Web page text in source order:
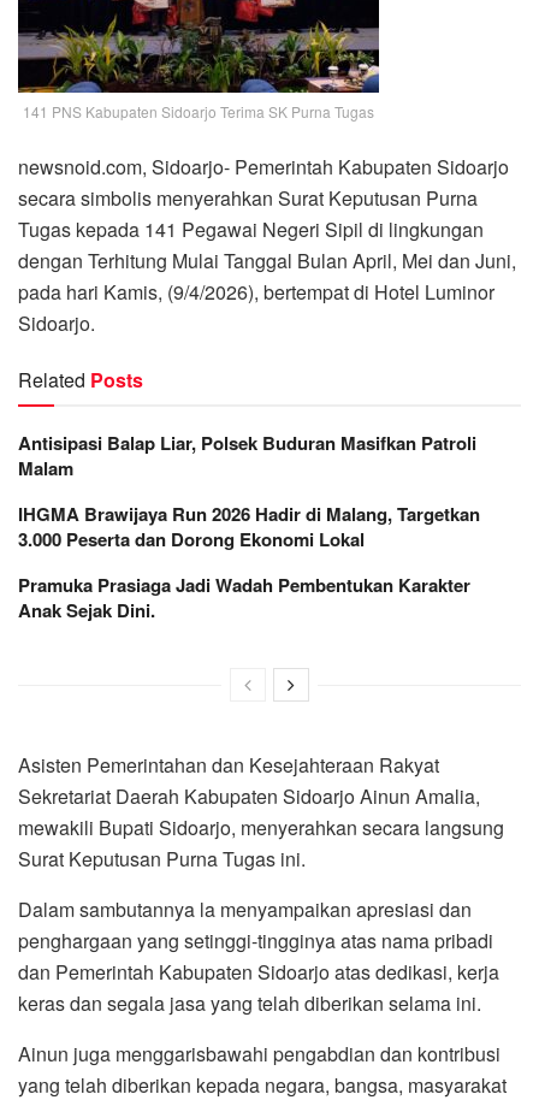
141 PNS Kabupaten Sidoarjo Terima SK Purna Tugas
newsnoid.com, Sidoarjo- Pemerintah Kabupaten Sidoarjo
secara simbolis menyerahkan Surat Keputusan Purna
Tugas kepada 141 Pegawai Negeri Sipil di lingkungan
dengan Terhitung Mulai Tanggal Bulan April, Mei dan Juni,
pada hari Kamis, (9/4/2026), bertempat di Hotel Luminor
Sidoarjo.
Related Posts
Antisipasi Balap Liar, Polsek Buduran Masifkan Patroli
Malam
IHGMA Brawijaya Run 2026 Hadir di Malang, Targetkan
3.000 Peserta dan Dorong Ekonomi Lokal
Pramuka Prasiaga Jadi Wadah Pembentukan Karakter
Anak Sejak Dini.
Asisten Pemerintahan dan Kesejahteraan Rakyat
Sekretariat Daerah Kabupaten Sidoarjo Ainun Amalia,
mewakili Bupati Sidoarjo, menyerahkan secara langsung
Surat Keputusan Purna Tugas ini.
Dalam sambutannya la menyampaikan apresiasi dan
penghargaan yang setinggi-tingginya atas nama pribadi
dan Pemerintah Kabupaten Sidoarjo atas dedikasi, kerja
keras dan segala jasa yang telah diberikan selama ini.
Ainun juga menggarisbawahi pengabdian dan kontribusi
yang telah diberikan kepada negara, bangsa, masyarakat